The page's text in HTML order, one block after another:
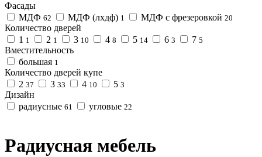
Фасады
МДФ 62 МДФ (лхдф) 1 МДФ с фрезеровкой 20
Количество дверей
1 1 2 1 3 10 4 8 5 14 6 3 7 5
Вместительность
большая 1
Количество дверей купе
2 37 3 33 4 10 5 3
Дизайн
радиусные 61 угловые 22
Радиусная мебель